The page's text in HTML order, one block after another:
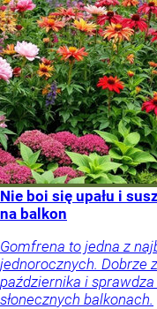
Nie boi się upału i
na balkon
Gomfrena to jedna z
jednorocznych. Dobrze
października i
słonecznych balkonach.